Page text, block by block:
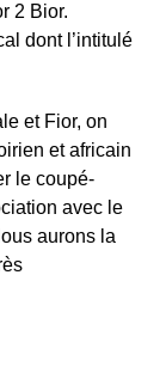
2 Bior.
dont l’intitulé
et Fior, on
et africain
le coupé-
avec le
aurons la